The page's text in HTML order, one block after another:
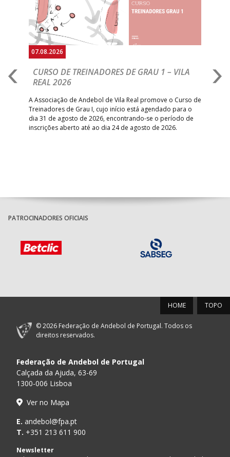
07.08.2026
CURSO DE TREINADORES DE GRAU 1 – VILA
REAL 2026
A Associação de Andebol de Vila Real promove o Curso de
Treinadores de Grau I, cujo início está agendado para o
dia 31 de agosto de 2026, encontrando-se o período de
inscrições aberto até ao dia 24 de agosto de 2026.
PATROCINADORES OFICIAIS
TOPO
HOME
© 2026 Federação de Andebol de Portugal. Todos os
direitos reservados.
Federação de Andebol de Portugal
Calçada da Ajuda, 63-69
1300-006 Lisboa
Ver no Mapa
E. andebol@fpa.pt
T. +351 213 611 900
Newsletter